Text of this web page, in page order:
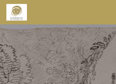
Skip to content